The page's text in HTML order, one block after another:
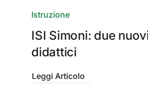
Istruzione
ISI Simoni: due
didattici
Leggi Articolo